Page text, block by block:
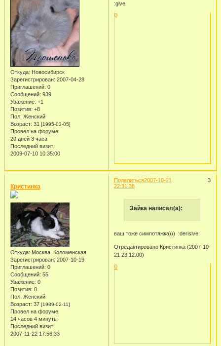
Откуда: Новосибирск
Зарегистрирован: 2007-04-28
Приглашений: 0
Сообщений: 939
Уважение: +1
Позитив: +8
Пол: Женский
Возраст: 31 [1995-03-05]
Провел на форуме:
20 дней 3 часа
Последний визит:
2009-07-10 10:35:00
:give:
0
Поделиться 3
2007-10-21
22:31:38
Кристинка
Откуда: Москва, Коломенская
Зарегистрирован: 2007-10-19
Приглашений: 0
Сообщений: 55
Уважение: 0
Позитив: 0
Пол: Женский
Возраст: 37 [1989-02-11]
Провел на форуме:
14 часов 4 минуты
Последний визит:
2007-11-22 17:56:33
Зайка написал(а):
ваш тоже симпотяжка))) :derisive:
Отредактировано Кристинка (2007-10-
21 23:12:00)
0